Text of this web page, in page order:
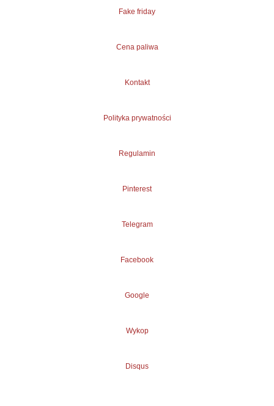
Fake friday
Cena paliwa
Kontakt
Polityka prywatności
Regulamin
Pinterest
Telegram
Facebook
Google
Wykop
Disqus